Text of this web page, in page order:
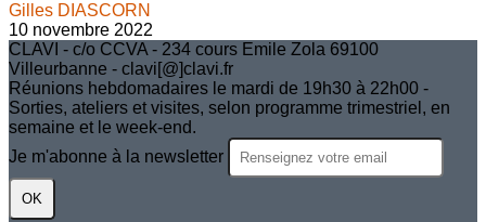
Gilles DIASCORN
10 novembre 2022
CLAVI - c/o CCVA - 234 cours Emile Zola 69100
Villeurbanne - clavi[@]clavi.fr
Réunions hebdomadaires le mardi de 19h30 à 22h00 -
Sorties, ateliers et visites, selon programme trimestriel, en
semaine et le week-end.
Je m'abonne à la newsletter
OK